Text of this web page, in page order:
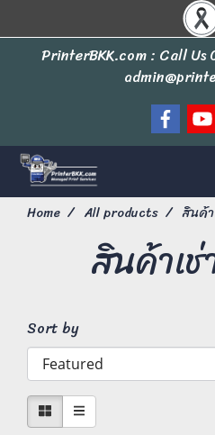
PrinterBKK.com : Call Us
Home All products สินค้า
สินค้าเช่
Sort by